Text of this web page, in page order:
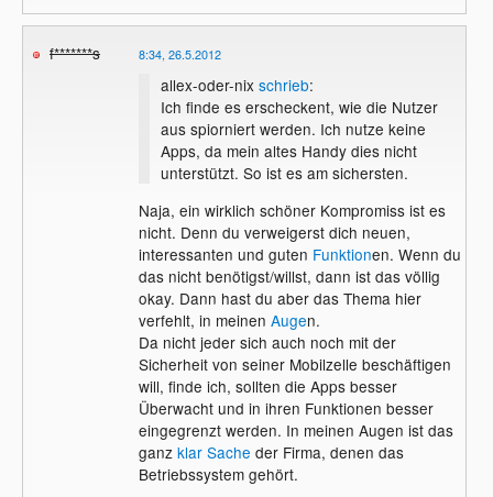
f*******s 8:34, 26.5.2012
allex-oder-nix schrieb:
Ich finde es erscheckent, wie die Nutzer
aus spiorniert werden. Ich nutze keine
Apps, da mein altes Handy dies nicht
unterstützt. So ist es am sichersten.
Naja, ein wirklich schöner Kompromiss ist es
nicht. Denn du verweigerst dich neuen,
interessanten und guten Funktionen. Wenn du
das nicht benötigst/willst, dann ist das völlig
okay. Dann hast du aber das Thema hier
verfehlt, in meinen Augen.
Da nicht jeder sich auch noch mit der
Sicherheit von seiner Mobilzelle beschäftigen
will, finde ich, sollten die Apps besser
Überwacht und in ihren Funktionen besser
eingegrenzt werden. In meinen Augen ist das
ganz klar Sache der Firma, denen das
Betriebssystem gehört.